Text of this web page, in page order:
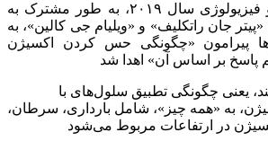
،جایزه نوبل پزشکی و فیزیولوژی سال ۲۰۱۹، به طور مشترک به
جان راتکلیف» و «ویلیام جی کالین»، به
پیرامون «چگونگی حس کردن اکسیژن
پاسخ بر اساس آن» اهدا شد
یعنی چگونگی تطبیق سلول‌های با
به «همه چیز»، شامل بارداری، سرطان،
در ارتفاعات مربوط می‌شود